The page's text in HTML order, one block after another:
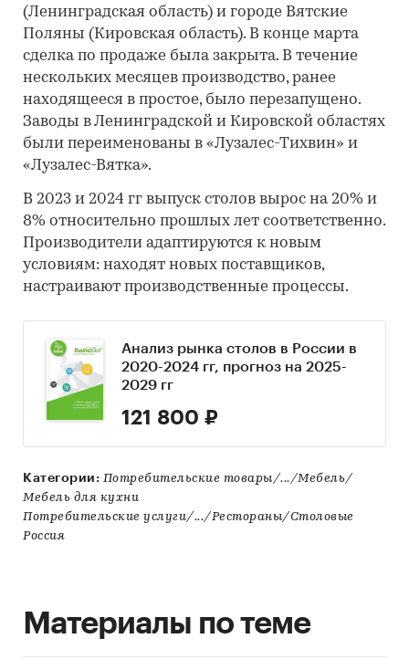
(Ленинградская область) и городе Вятские
Поляны (Кировская область). В конце марта
сделка по продаже была закрыта. В течение
нескольких месяцев производство, ранее
находящееся в простое, было перезапущено.
Заводы в Ленинградской и Кировской областях
были переименованы в «Лузалес-Тихвин» и
«Лузалес-Вятка».
В 2023 и 2024 гг выпуск столов вырос на 20% и
8% относительно прошлых лет соответственно.
Производители адаптируются к новым
условиям: находят новых поставщиков,
настраивают производственные процессы.
Анализ рынка столов в России в
2020-2024 гг, прогноз на 2025-
2029 гг
121 800 ₽
Категории: Потребительские товары/.../Мебель/
Мебель для кухни
Потребительские услуги/.../Рестораны/Столовые
Россия
Материалы по теме